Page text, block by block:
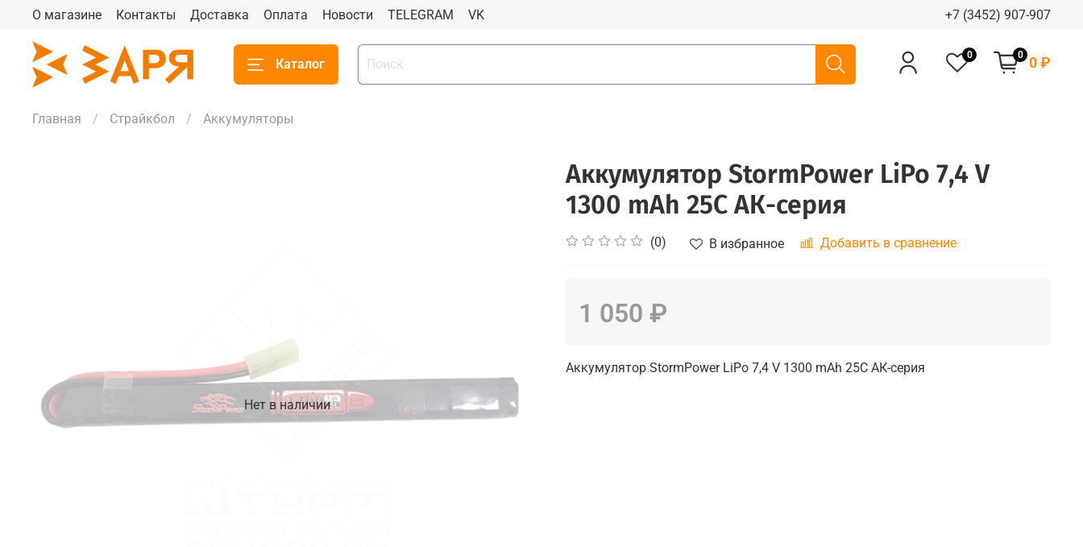
О магазине Контакты Доставка Оплата Новости TELEGRAM VK +7 (3452) 907-907
Каталог
0 0 0 ₽
Главная Страйкбол Аккумуляторы
Нет в наличии
Аккумулятор StormPower LiPo 7,4 V
1300 mAh 25C АК-серия
(0) В избранное Добавить в сравнение
1 050 ₽
Аккумулятор StormPower LiPo 7,4 V 1300 mAh 25C АК-серия